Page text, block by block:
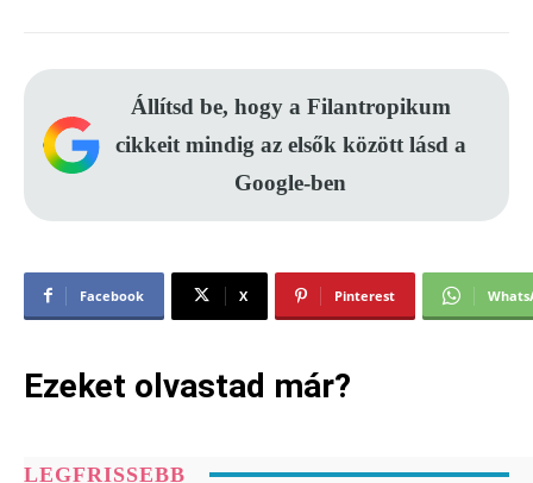
Állítsd be, hogy a Filantropikum
cikkeit mindig az elsők között lásd a
Google-ben
Facebook X Pinterest
Ezeket olvastad már?
LEGFRISSEBB